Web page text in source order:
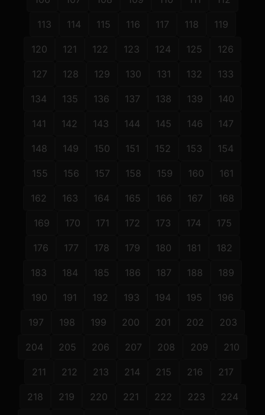
113 114 115 116 117 118 119
120 121 122 123 124 125 126
127 128 129 130 131 132 133
134 135 136 137 138 139 140
141 142 143 144 145 146 147
148 149 150 151 152 153 154
155 156 157 158 159 160 161
162 163 164 165 166 167 168
169 170 171 172 173 174 175
176 177 178 179 180 181 182
183 184 185 186 187 188 189
190 191 192 193 194 195 196
197 198 199 200 201 202 203
204 205 206 207 208 209 210
211 212 213 214 215 216 217
218 219 220 221 222 223 224